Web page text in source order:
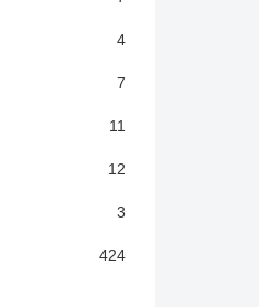
4
7
11
12
3
424